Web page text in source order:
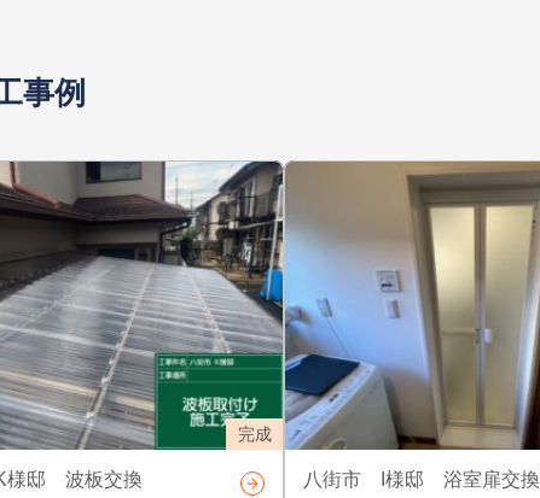
事例
完成
様邸 波板交換 八街市 I様邸 浴室扉交換